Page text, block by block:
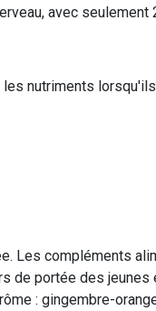
avec seulement
nutriments
Les compléments
de portée des
: gingembre-